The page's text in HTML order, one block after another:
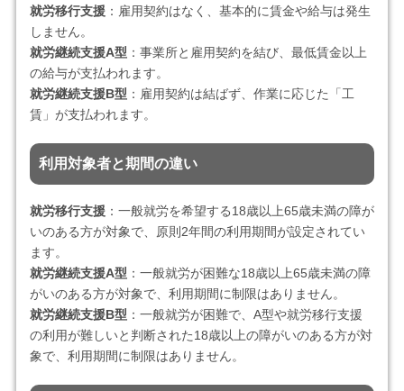
就労移行支援：雇用契約はなく、基本的に賃金や給与は発生
しません。
就労継続支援A型 ：事業所と雇用契約を結び、最低賃金以上
の給与が支払われます。
就労継続支援B型 ：雇用契約は結ばず、作業に応じた「工
賃」が支払われます。
利用対象者と期間の違い
就労移行支援：一般就労を希望する18歳以上65歳未満の障が
いのある方が対象で、原則2年間の利用期間が設定されてい
ます。
就労継続支援A型 ：一般就労が困難な18歳以上65歳未満の障
がいのある方が対象で、利用期間に制限はありません。
就労継続支援B型 ：一般就労が困難で、A型や就労移行支援
の利用が難しいと判断された18歳以上の障がいのある方が対
象で、利用期間に制限はありません。